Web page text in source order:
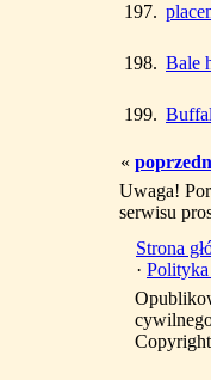
197.
198. Bale
199.
«
Uwaga!
serwisu
Strona
·